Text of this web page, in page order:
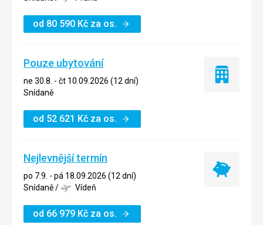
od 80 590 Kč za os.
Pouze ubytování
ne 30.8. - čt 10.09.2026 (12 dní)
Snídaně
od 52 621 Kč za os.
Pouze
Nejlevnější termín
po 7.9. - pá 18.09.2026 (12 dní)
Snídaně/ Vídeň
od 66 979 Kč za os.
Nejlevnější